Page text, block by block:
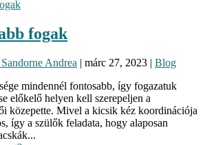
fogak
Andrea | márc 27, 2023 | Blog
mindennél fontosabb, így fogazatuk
előkelő helyen kell szerepeljen a
közepette. Mivel a kicsik kéz koordinációja
így a szülők feladata, hogy alaposan